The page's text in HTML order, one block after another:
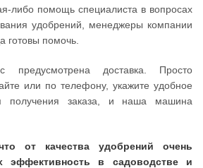
либо помощь специалиста в вопросах
удобрений, менеджеры компании
готовы помочь.
предусмотрена доставка. Просто
или по телефону, укажите удобное
заказа, и наша машина
от качества удобрений очень
эффективность в садоводстве и